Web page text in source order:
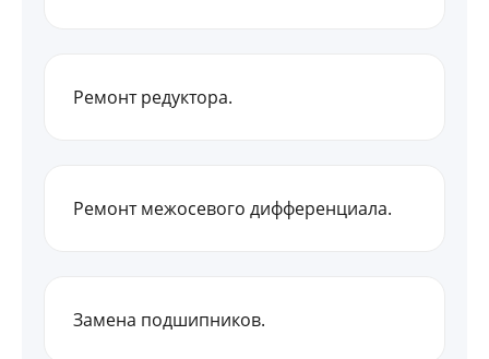
Ремонт редуктора.
Ремонт межосевого дифференциала.
Замена подшипников.